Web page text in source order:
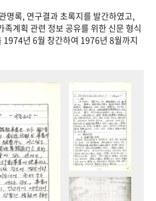
명록, 연구결과 초록지를 발간하였고,
계획 관련 정보 공유를 위한 신문 형식
1974년 6월 창간하여 1976년 8월까지